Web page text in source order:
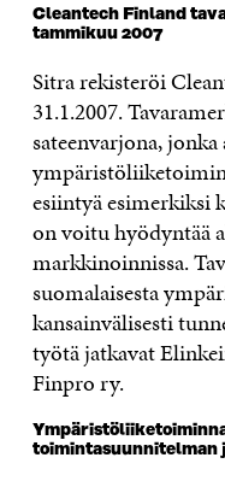
Cleantech Finland
tammikuu 2007
Sitra rekisteröi
31.1.2007.
sateenvarjona,
esiintyä esimerkiksi
on voitu hyödyntää
markkinoinnissa.
suomalaisesta
kansainvälisesti
työtä jatkavat
Finpro ry.
toimintasuunnitelman